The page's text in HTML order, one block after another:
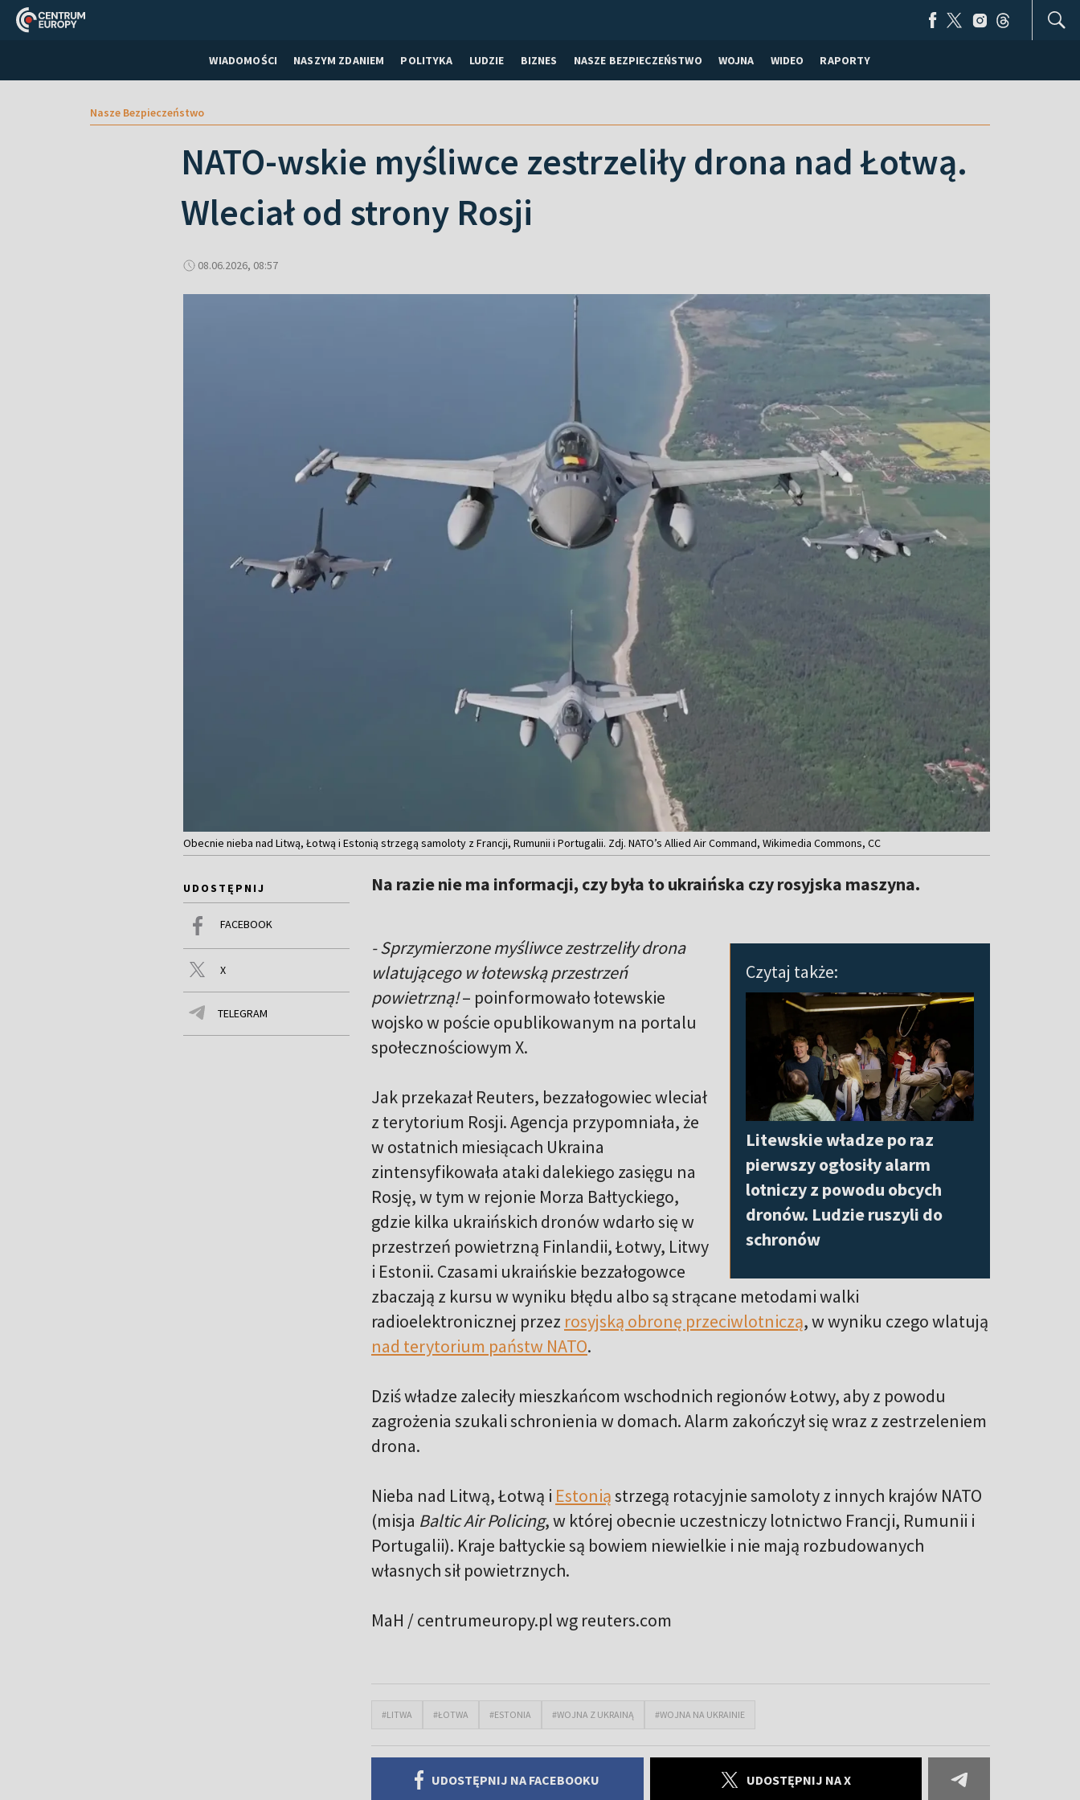
WIADOMOŚCI NASZYM ZDANIEM POLITYKA LUDZIE BIZNES NASZE BEZPIECZEŃSTWO WOJNA WIDEO RAPORTY
Nasze Bezpieczeństwo
NATO-wskie myśliwce zestrzeliły drona nad Łotwą.
Wleciał od strony Rosji
08.06.2026, 08:57
Obecnie nieba nad Litwą, Łotwą i Estonią strzegą samoloty z Francji, Rumunii i Portugalii. Zdj. NATO’s Allied Air Command, Wikimedia Commons, CC
UDOSTĘPNIJ
FACEBOOK
X
TELEGRAM
Na razie nie ma informacji, czy była to ukraińska czy rosyjska maszyna.
Czytaj także:
Litewskie władze po raz
pierwszy ogłosiły alarm
lotniczy z powodu obcych
dronów. Ludzie ruszyli do
schronów
- Sprzymierzone myśliwce zestrzeliły drona
wlatującego w łotewską przestrzeń
powietrzną!– poinformowało łotewskie
wojsko w poście opublikowanym na portalu
społecznościowym X.
Jak przekazał Reuters, bezzałogowiec wleciał
z terytorium Rosji. Agencja przypomniała, że
w ostatnich miesiącach Ukraina
zintensyfikowała ataki dalekiego zasięgu na
Rosję, w tym w rejonie Morza Bałtyckiego,
gdzie kilka ukraińskich dronów wdarło się w
przestrzeń powietrzną Finlandii, Łotwy, Litwy
i Estonii. Czasami ukraińskie bezzałogowce
zbaczają z kursu w wyniku błędu albo są strącane metodami walki
radioelektronicznej przez rosyjską obronę przeciwlotniczą, w wyniku czego wlatują
nad terytorium państw NATO.
Dziś władze zaleciły mieszkańcom wschodnich regionów Łotwy, aby z powodu
zagrożenia szukali schronienia w domach. Alarm zakończył się wraz z zestrzeleniem
drona.
Nieba nad Litwą, Łotwą i Estoniąstrzegą rotacyjnie samoloty z innych krajów NATO
(misja Baltic Air Policing, w której obecnie uczestniczy lotnictwo Francji, Rumunii i
Portugalii). Kraje bałtyckie są bowiem niewielkie i nie mają rozbudowanych
własnych sił powietrznych.
MaH / centrumeuropy.pl wg reuters.com
#LITWA #ŁOTWA #ESTONIA #WOJNA Z UKRAINĄ #WOJNA NA UKRAINIE
UDOSTĘPNIJ NA FACEBOOKU UDOSTĘPNIJ NA X